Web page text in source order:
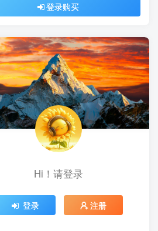
登录购买
Hi！请登录
登录 注册